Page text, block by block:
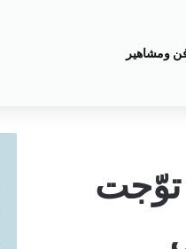
ومشاهير
توّجت